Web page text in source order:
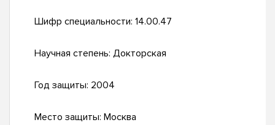
Шифр специальности: 14.00.47
Научная степень: Докторская
Год защиты: 2004
Место защиты: Москва